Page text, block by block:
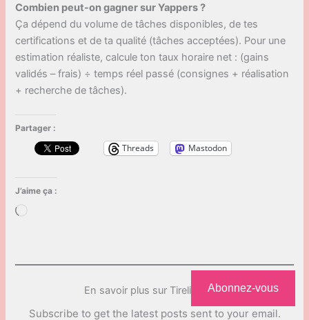
Combien peut-on gagner sur Yappers ?
Ça dépend du volume de tâches disponibles, de tes
certifications et de ta qualité (tâches acceptées). Pour une
estimation réaliste, calcule ton taux horaire net : (gains
validés – frais) ÷ temps réel passé (consignes + réalisation
+ recherche de tâches).
Partager :
Threads Mastodon
J’aime ça :
En savoir plus sur Tirelire Ailée
Subscribe to get the latest posts sent to your email.
Abonnez-vous